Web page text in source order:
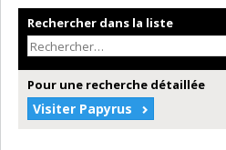
Rechercher dans la liste
Pour une recherche détaillée
Visiter Papyrus